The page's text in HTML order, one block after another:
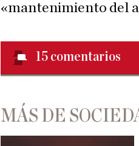
«mantenimiento del
15 comentarios
MÁS DE